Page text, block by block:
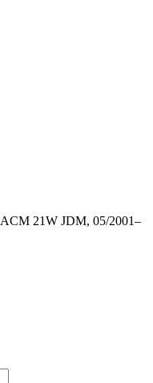
21W JDM, 05/2001–